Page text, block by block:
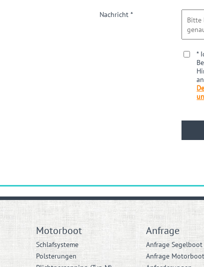
Nachricht*
*
Motorboot
Schlafsysteme
Polsterungen
Anfrage
Anfrage Segelboot
Anfrage Motorboot